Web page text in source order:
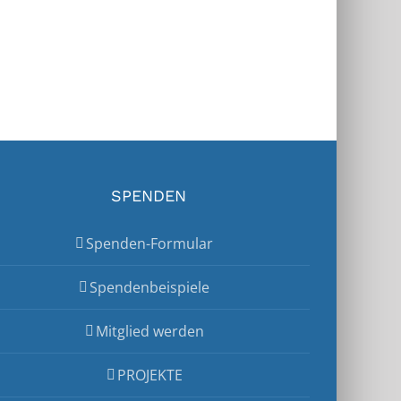
SPENDEN
Spenden-Formular
Spendenbeispiele
Mitglied werden
PROJEKTE